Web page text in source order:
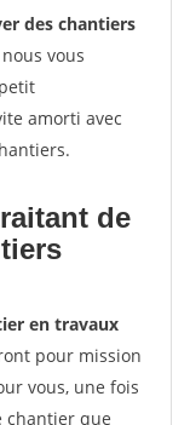
des chantiers
vous
amorti avec
de
en travaux
pour mission
vous, une fois
chantier que